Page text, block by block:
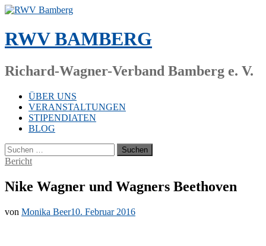
Zum
springen
RWV BAMBERG
Richard-Wagner-Verband Bamberg e. V.
ÜBER UNS
VERANSTALTUNGEN
STIPENDIATEN
BLOG
Suchen
nach:
Bericht
Nike Wagner und Wagners Beethoven
von Monika Beer10. Februar 2016